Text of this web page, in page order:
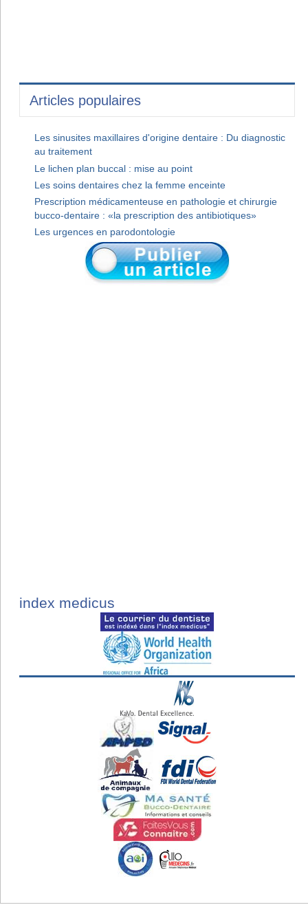
Articles populaires
Les sinusites maxillaires d'origine dentaire : Du diagnostic
au traitement
Le lichen plan buccal : mise au point
Les soins dentaires chez la femme enceinte
Prescription médicamenteuse en pathologie et chirurgie
bucco-dentaire : «la prescription des antibiotiques»
Les urgences en parodontologie
index medicus